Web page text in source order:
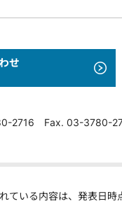
せ
2716 Fax. 03-3780-
ている内容は、発表日時